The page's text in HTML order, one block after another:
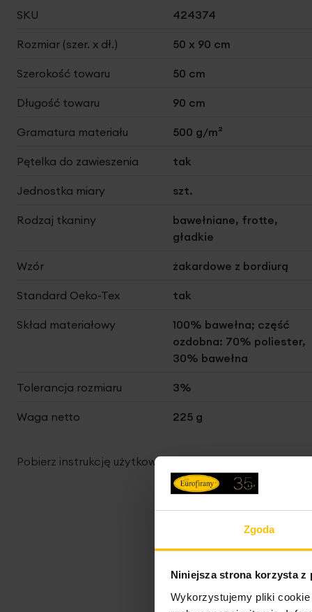
Zgoda
Niniejsza strona korzysta z
Wykorzystujemy pliki
Więcej
SKU 424374
Rozmiar (szer. x dł.) 50 x 90 cm
Szerokość towaru 50 cm
Długość towaru 90 cm
Gramatura materiału 500 g/m²
Pętelka do zawieszenia tak
Jednostka miary szt.
Rodzaj tkaniny
bawełniane, frotte,
gładkie
Wzór żakardowe z bordiurą
Standard Oeko-Tex tak
Skład materiałowy
100% bawełna; część
ozdobna: 70% poliester,
30% bawełna
Tolerancja rozmiaru 3%
Waga netto 225 g
Pobierz instrukcję użytkowania i bezpieczeństwa